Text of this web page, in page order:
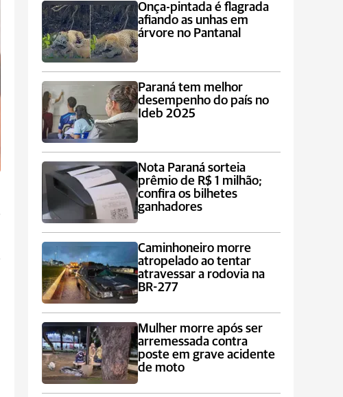
Onça-pintada é flagrada
afiando as unhas em
árvore no Pantanal
Paraná tem melhor
desempenho do país no
Ideb 2025
Nota Paraná sorteia
prêmio de R$ 1 milhão;
confira os bilhetes
ganhadores
Caminhoneiro morre
atropelado ao tentar
atravessar a rodovia na
BR-277
Mulher morre após ser
arremessada contra
poste em grave acidente
de moto